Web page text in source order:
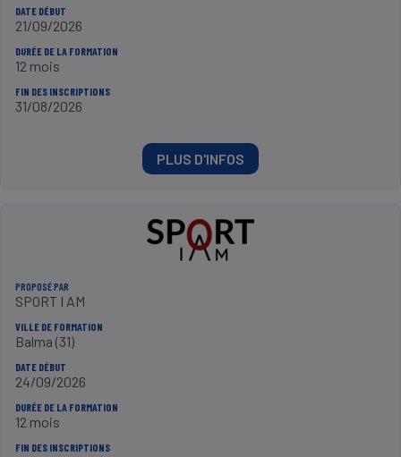
DATE DÉBUT
21/09/2026
DURÉE DE LA FORMATION
12 mois
FIN DES INSCRIPTIONS
31/08/2026
PLUS D'INFOS
PROPOSÉ PAR
SPORT I AM
VILLE DE FORMATION
Balma (31)
DATE DÉBUT
24/09/2026
DURÉE DE LA FORMATION
12 mois
FIN DES INSCRIPTIONS